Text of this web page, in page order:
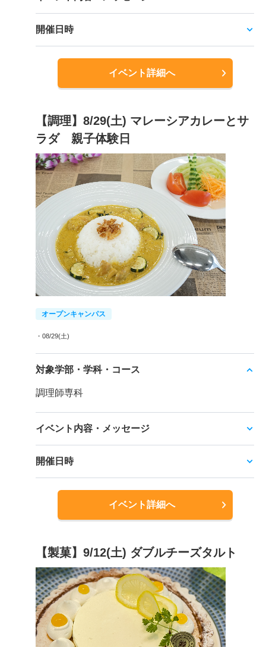
開催日時
イベント詳細へ
【調理】8/29(土) マレーシアカレーとサ
ラダ 親子体験日
オープンキャンパス
・08/29(土)
対象学部・学科・コース
調理師専科
イベント内容・メッセージ
開催日時
イベント詳細へ
【製菓】9/12(土) ダブルチーズタルト